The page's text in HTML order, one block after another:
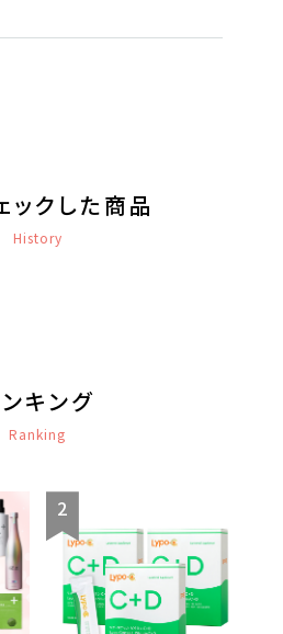
ックした商品
History
キング
Ranking